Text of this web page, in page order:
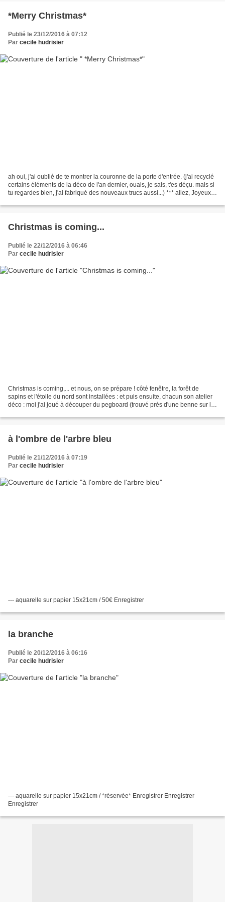
*Merry Christmas*
Publié le 23/12/2016 à 07:12
Par cecile hudrisier
ah oui, j'ai oublié de te montrer la couronne de la porte d'entrée. (j'ai recyclé
certains éléments de la déco de l'an dernier, ouais, je sais, t'es déçu. mais si
tu regardes bien, j'ai fabriqué des nouveaux trucs aussi...) *** allez, Joyeux
Christmas is coming...
Publié le 22/12/2016 à 06:46
Par cecile hudrisier
Christmas is coming,... et nous, on se prépare ! côté fenêtre, la forêt de
sapins et l'étoile du nord sont installées : et puis ensuite, chacun son atelier
déco : moi j'ai joué à découper du pegboard (trouvé près d'une benne sur le
à l'ombre de l'arbre bleu
Publié le 21/12/2016 à 07:19
Par cecile hudrisier
--- aquarelle sur papier 15x21cm / 50€ Enregistrer
la branche
Publié le 20/12/2016 à 06:16
Par cecile hudrisier
--- aquarelle sur papier 15x21cm / *réservée* Enregistrer Enregistrer
Enregistrer